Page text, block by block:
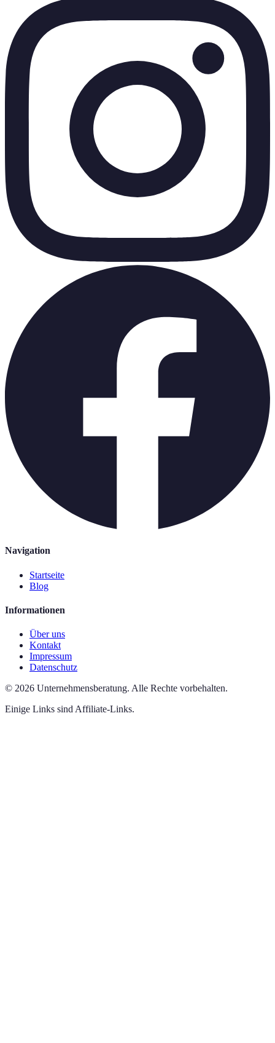
Navigation
Startseite
Blog
Informationen
Über uns
Kontakt
Impressum
Datenschutz
© 2026 Unternehmensberatung. Alle Rechte vorbehalten.
Einige Links sind Affiliate-Links.